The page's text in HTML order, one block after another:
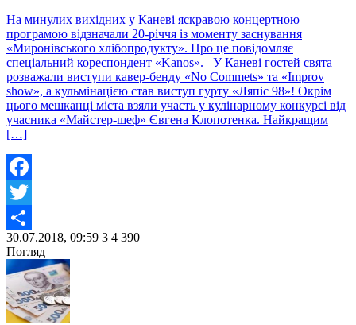
На минулих вихідних у Каневі яскравою концертною
програмою відзначали 20-річчя із моменту заснування
«Миронівського хлібопродукту». Про це повідомляє
спеціальний кореспондент «Kanos». У Каневі гостей свята
розважали виступи кавер-бенду «No Commets» та «Improv
show», а кульмінацією став виступ гурту «Ляпіс 98»! Окрім
цього мешканці міста взяли участь у кулінарному конкурсі від
учасника «Майстер-шеф» Євгена Клопотенка. Найкращим
[…]
Facebook
Twitter
Share
30.07.2018, 09:59 3 4 390
Погляд